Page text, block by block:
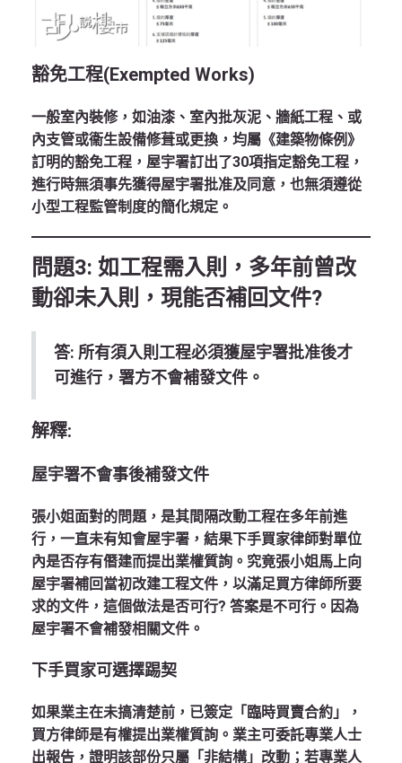
豁免工程(exempted Works)
一般室內裝修，如油漆、室內批灰泥、牆紙工程、或
內支管或衞生設備修葺或更換，均屬《建築物條例》
訂明的豁免工程，屋宇署訂出了30項指定豁免工程，
進行時無須事先獲得屋宇署批准及同意，也無須遵從
小型工程監管制度的簡化規定。
問題3: 如工程需入則，多年前曾改
動卻未入則，現能否補回文件?
答: 所有須入則工程必須獲屋宇署批准後才
可進行，署方不會補發文件。
解釋:
屋宇署不會事後補發文件
張小姐面對的問題，是其間隔改動工程在多年前進
行，一直未有知會屋宇署，結果下手買家律師對單位
內是否存有僭建而提出業權質詢。究竟張小姐馬上向
屋宇署補回當初改建工程文件，以滿足買方律師所要
求的文件，這個做法是否可行? 答案是不可行。因為
屋宇署不會補發相關文件。
下手買家可選擇踢契
如果業主在未搞清楚前，已簽定「臨時買賣合約」，
買方律師是有權提出業權質詢。業主可委託專業人士
出報告，證明該部份只屬「非結構」改動；若專業人